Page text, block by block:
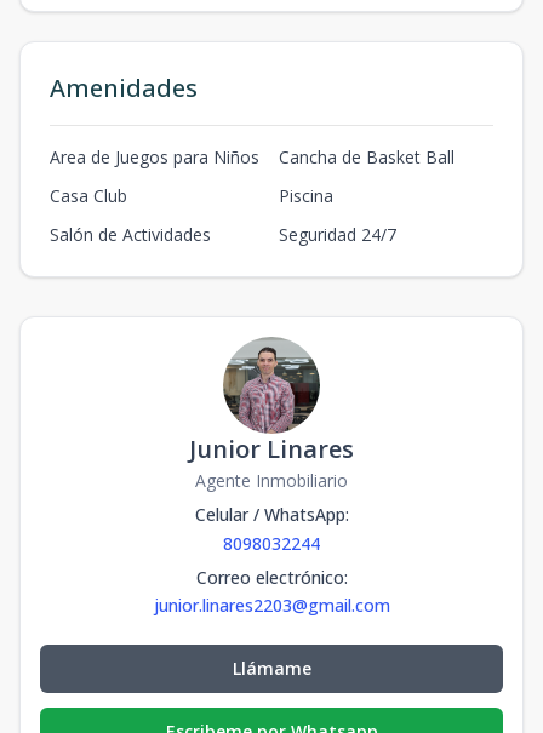
Amenidades
Area de Juegos para Niños
Cancha de Basket Ball
Casa Club
Piscina
Salón de Actividades
Seguridad 24/7
Junior Linares
Agente Inmobiliario
Celular / WhatsApp:
8098032244
Correo electrónico:
junior.linares2203@gmail.com
Llámame